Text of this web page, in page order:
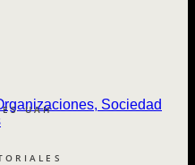
UAH
Sociedad